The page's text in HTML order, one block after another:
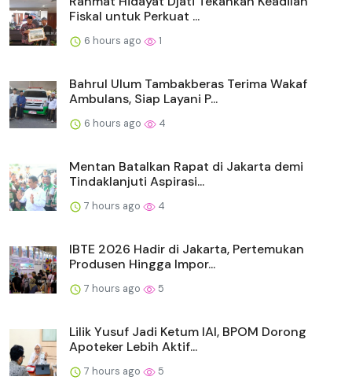
Fiskal untuk Perkuat ...
6 hours ago 1
Bahrul Ulum Tambakberas Terima Wakaf
Ambulans, Siap Layani P...
6 hours ago 4
Mentan Batalkan Rapat di Jakarta demi
Tindaklanjuti Aspirasi...
7 hours ago 4
IBTE 2026 Hadir di Jakarta, Pertemukan
Produsen Hingga Impor...
7 hours ago 5
Lilik Yusuf Jadi Ketum IAI, BPOM Dorong
Apoteker Lebih Aktif...
7 hours ago 5